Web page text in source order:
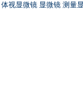
体视显微镜 显微镜 测量